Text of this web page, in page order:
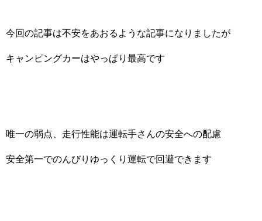
今回の記事は不安をあおるような記事になりましたが
キャンピングカーはやっぱり最高です
唯一の弱点、走行性能は運転手さんの安全への配慮
安全第一でのんびりゆっくり運転で回避できます